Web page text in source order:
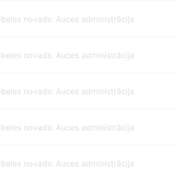
novads: Auces administrācija
novads: Auces administrācija
novads: Auces administrācija
novads: Auces administrācija
novads: Auces administrācija